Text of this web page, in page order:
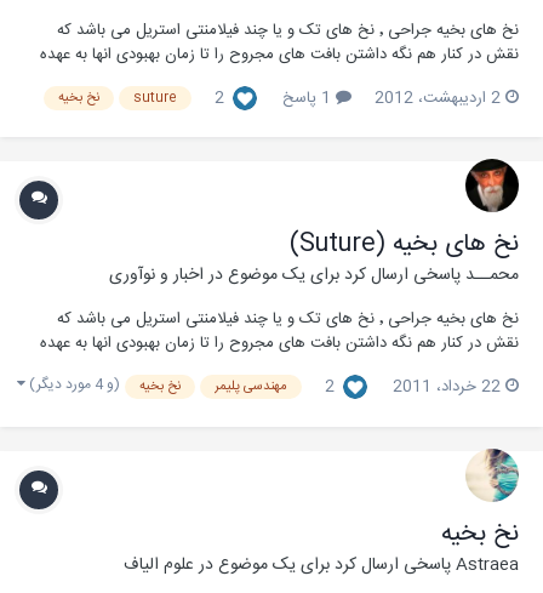
نخ های بخیه جراحی ٬ نخ های تک و یا چند فیلامنتی استریل می باشد که
نقش در کنار هم نگه داشتن بافت های مجروح را تا زمان بهبودی انها به عهده
جراحی مورد استفاده قرار می گیرند و یا اینکه به عنوان شزیان بند (لگاتور)
2 اردیبهشت، 2012 1 پاسخ 2
suture نخ بخیه
نخ های بخیه (Suture)
محمــدپاسخی ارسال کرد برای یک موضوع دراخبار و نوآوری
نخ های بخیه جراحی ٬ نخ های تک و یا چند فیلامنتی استریل می باشد که
نقش در کنار هم نگه داشتن بافت های مجروح را تا زمان بهبودی انها به عهده
جراحی مورد استفاده قرار می گیرند و یا اینکه به عنوان شزیان بند (لگاتور)
22 خرداد، 2011 2 مهندسی پلیمر نخ بخیه (و 4 مورد دیگر)
نخ بخیه
Astraeaپاسخی ارسال کرد برای یک موضوع درعلوم الیاف